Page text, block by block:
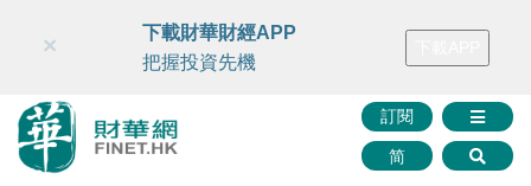
財華智庫網 FINTV FINMETA 財華證券 媒體矩陣
訂閱
简
×
下載財華財經APP
把握投資先機